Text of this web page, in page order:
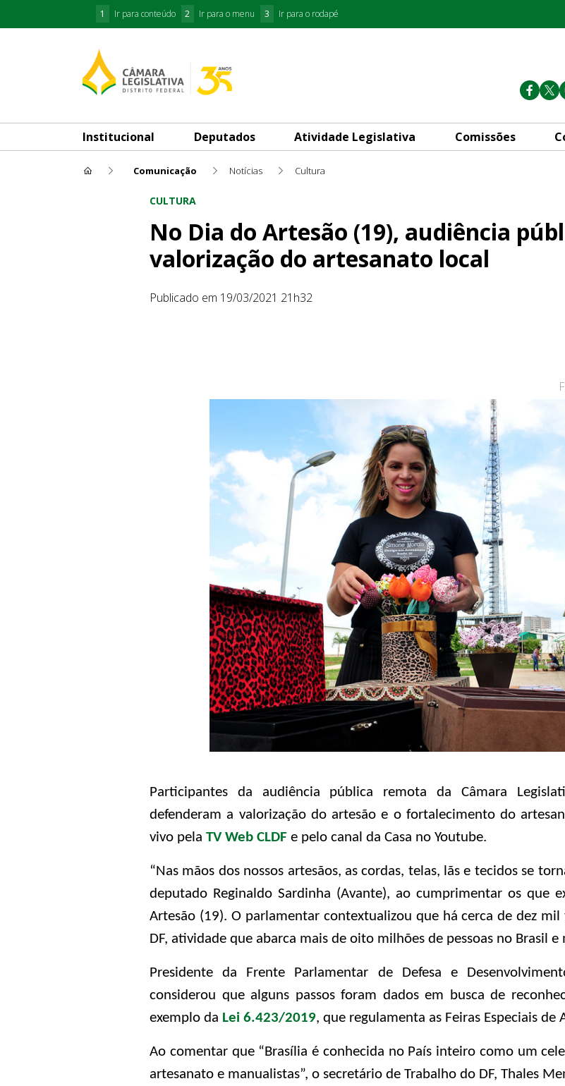
1 Ir para conteúdo 2 Ir para o menu 3 Ir para o rodapé
Institucional Deputados Atividade Legislativa Comissões
Comunicação Notícias Cultura
No Dia do Artesão (19), audiência pública defende
CULTURA
No Dia do Artesão (19), audiência
valorização do artesanato local
Publicado em 19/03/2021 21h32
Participantes da audiência pública remota da Câmara
defenderam a valorização do artesão e o fortalecimento do
vivo pela TV Web CLDF e pelo canal da Casa no Youtube.
“Nas mãos dos nossos artesãos, as cordas, telas, lãs e tecidos se
deputado Reginaldo Sardinha (Avante), ao cumprimentar os que
Artesão (19). O parlamentar contextualizou que há cerca de dez
DF, atividade que abarca mais de oito milhões de pessoas no Brasil
Presidente da Frente Parlamentar de Defesa e
considerou que alguns passos foram dados em busca de
exemplo da Lei 6.423/2019, que regulamenta as Feiras Especiais de
Ao comentar que “Brasília é conhecida no País inteiro como um
artesanato e manualistas”, o secretário de Trabalho do DF, Thales